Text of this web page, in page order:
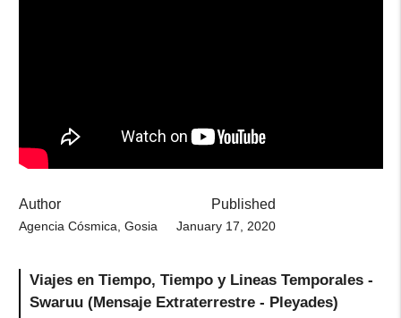
Author
Agencia Cósmica, Gosia
Published
January 17, 2020
Viajes en Tiempo, Tiempo y Lineas Temporales -
Swaruu (Mensaje Extraterrestre - Pleyades)